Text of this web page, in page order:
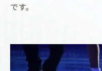
です。